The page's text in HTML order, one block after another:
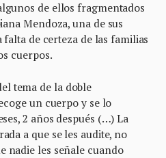
de ellos fragmentados
Mendoza, una de sus
de certeza de las familias
cuerpos.
tema de la doble
un cuerpo y se lo
2 años después (…) La
a que se les audite, no
nadie les señale cuando